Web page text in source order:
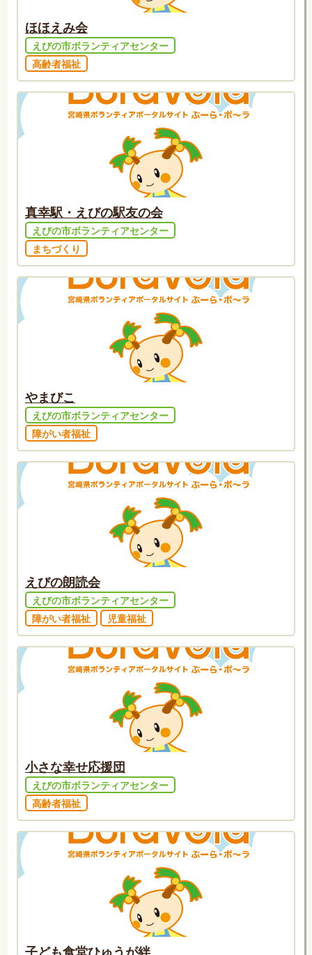
ほほえみ会
えびの市ボランティアセンター
高齢者福祉
真幸駅・えびの駅友の会
えびの市ボランティアセンター
まちづくり
やまびこ
えびの市ボランティアセンター
障がい者福祉
えびの朗読会
えびの市ボランティアセンター
障がい者福祉
児童福祉
小さな幸せ応援団
えびの市ボランティアセンター
高齢者福祉